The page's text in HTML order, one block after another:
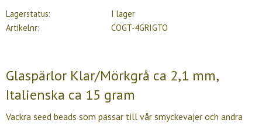
Lagerstatus
I lager
Artikelnr
COGT-4GRIGTO
Glaspärlor Klar/Mörkgrå ca 2,1 mm,
Italienska ca 15 gram
Vackra seed beads som passar till vår smyckevajer och andra